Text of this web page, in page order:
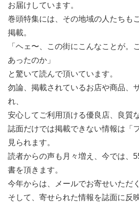
お届けしています。
巻頭特集には、その地域の人たちも
掲載。
「ヘェ〜、この街にこんなことが。
あったのか」
と驚いて読んで頂いています。
勿論、掲載されているお店や商品、
れ、
安心してご利用頂ける優良店、良質
誌面だけでは掲載できない情報は「
見られます。
読者からの声も月々増え、今では、
書を頂きます。
今年からは、メールでお寄せいただ
そして、寄せられた情報を誌面に反